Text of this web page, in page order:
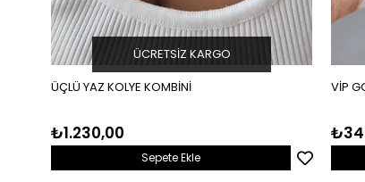
ÜÇLÜ YAZ KOLYE KOMBİNİ
₺1.230,00
Sepete Ekle
ÜCRETSIZ KARGO
VİP